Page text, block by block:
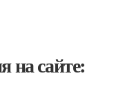
на сайте: